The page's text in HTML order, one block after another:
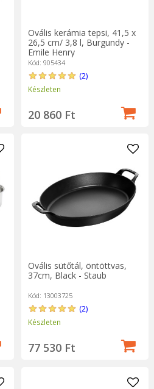
Ovális kerámia tepsi, 41,5 x
26,5 cm/ 3,8 l, Burgundy -
Emile Henry
Kód: 905434
(2)
Készleten
20 860 Ft
Ovális sütőtál, öntöttvas,
37cm, Black - Staub
Kód: 13003725
(2)
Készleten
77 530 Ft